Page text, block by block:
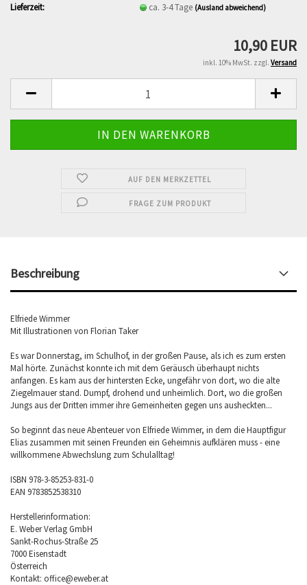
Lieferzeit:
ca. 3-4 Tage (Ausland abweichend)
10,90 EUR
inkl. 10% MwSt. zzgl. Versand
AUF DEN MERKZETTEL
FRAGE ZUM PRODUKT
Beschreibung
Elfriede Wimmer
Mit Illustrationen von Florian Taker
Es war Donnerstag, im Schulhof, in der großen Pause, als ich es zum ersten
Mal hörte. Zunächst konnte ich mit dem Geräusch überhaupt nichts
anfangen. Es kam aus der hintersten Ecke, ungefähr von dort, wo die alte
Ziegelmauer stand. Dumpf, drohend und unheimlich. Dort, wo die großen
Jungs aus der Dritten immer ihre Gemeinheiten gegen uns ausheckten...
So beginnt das neue Abenteuer von Elfriede Wimmer, in dem die Hauptfigur
Elias zusammen mit seinen Freunden ein Geheimnis aufklären muss - eine
willkommene Abwechslung zum Schulalltag!
ISBN 978-3-85253-831-0
EAN 9783852538310
Herstellerinformation:
E. Weber Verlag GmbH
Sankt-Rochus-Straße 25
7000 Eisenstadt
Österreich
Kontakt: office@eweber.at